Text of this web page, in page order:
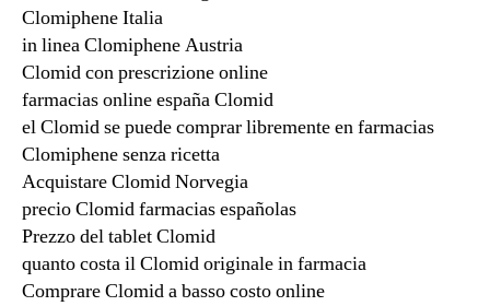
Clomiphene Italia
in linea Clomiphene Austria
Clomid con prescrizione online
farmacias online españa Clomid
el Clomid se puede comprar libremente en farmacias
Clomiphene senza ricetta
Acquistare Clomid Norvegia
precio Clomid farmacias españolas
Prezzo del tablet Clomid
quanto costa il Clomid originale in farmacia
Comprare Clomid a basso costo online